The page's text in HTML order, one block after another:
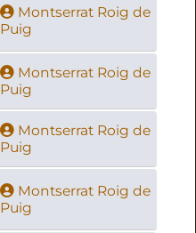
Montserrat Roig de
Puig
Montserrat Roig de
Puig
Montserrat Roig de
Puig
Montserrat Roig de
Puig